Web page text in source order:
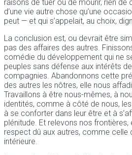
raisons de tuer ou de mourir, rien de
d’une vie autre chose qu’une
peut — et qui s’appelait, au choix,
La conclusion est, ou devrait être
pas des affaires des autres.
comédie du développement qui ne
peuples sans défense aux intérêts
compagnies. Abandonnons cette
des autres les nôtres, elle nous
Travaillons à être nous-mêmes, à
identités, comme à côté de nous,
à se conforter dans leur être et à
plénitude. Et relevons nos
respect dû aux autres, comme celle
intérieure.